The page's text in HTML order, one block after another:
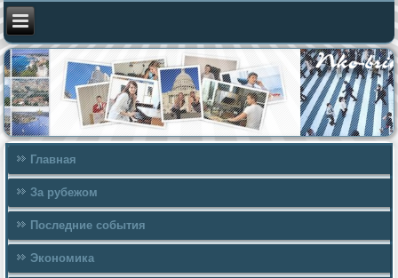
Главная
За рубежом
Последние события
Экономика